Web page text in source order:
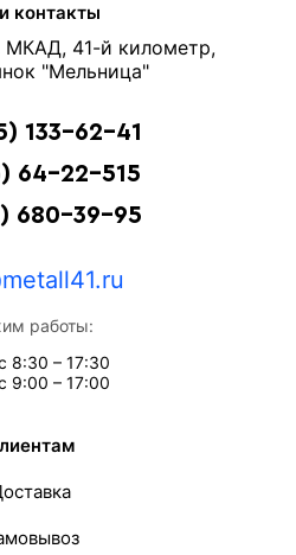
контакты
МКАД, 41-й километр,
"Мельница"
133-62-41
64-22-515
680-39-95
работы:
8:30 – 17:30
9:00 – 17:00